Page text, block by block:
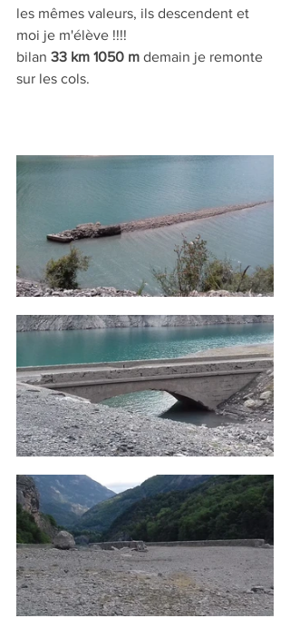
les mêmes valeurs, ils descendent et
moi je m'élève !!!!
bilan 33 km 1050 m demain je remonte
sur les cols.